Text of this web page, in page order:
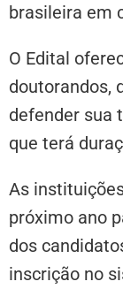
brasileira em
O Edital
doutorandos,
defender sua
que terá
As
próximo ano
dos
inscrição no